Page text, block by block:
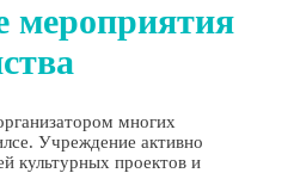
мероприятия
многих
Учреждение активно
культурных проектов и